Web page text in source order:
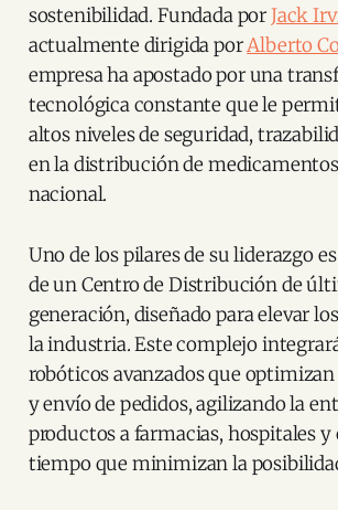
sostenibilidad. Fundada porJack
actualmente dirigida porAlberto
empresa ha apostado por una
tecnológica constante que le
altos niveles de seguridad,
en la distribución de
nacional.
Uno de los pilares de su liderazgo
de un Centro de Distribución de
generación, diseñado para elevar
la industria. Este complejo
robóticos avanzados que
y envío de pedidos, agilizando la
productos a farmacias, hospitales y
tiempo que minimizan la